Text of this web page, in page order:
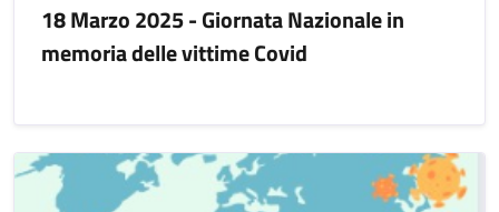
18 Marzo 2025 - Giornata Nazionale in
memoria delle vittime Covid